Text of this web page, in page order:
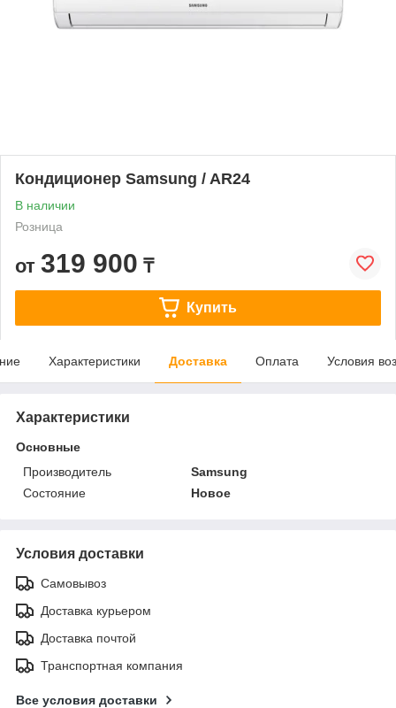
Кондиционер Samsung / AR24
В наличии
Розница
от 319 900 ₸
Купить
Характеристики Доставка Оплата Условия
Характеристики
Основные
Производитель
Samsung
Состояние
Новое
Условия доставки
Самовывоз
Доставка курьером
Доставка почтой
Транспортная компания
Все условия доставки